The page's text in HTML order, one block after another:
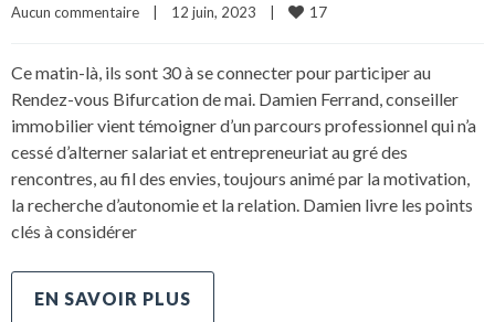
Aucun commentaire
12 juin, 2023 17
Ce matin-là, ils sont 30 à se connecter pour participer au
Rendez-vous Bifurcation de mai. Damien Ferrand, conseiller
immobilier vient témoigner d’un parcours professionnel qui n’a
cessé d’alterner salariat et entrepreneuriat au gré des
rencontres, au fil des envies, toujours animé par la motivation,
la recherche d’autonomie et la relation. Damien livre les points
clés à considérer
EN SAVOIR PLUS